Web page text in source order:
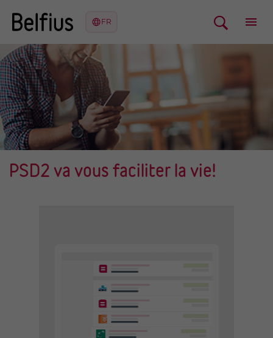
PSD2 va vous faciliter la vie!